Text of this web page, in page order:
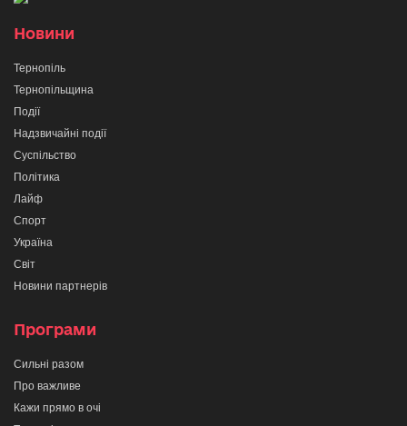
Новини
Тернопіль
Тернопільщина
Події
Надзвичайні події
Суспільство
Політика
Лайф
Спорт
Україна
Світ
Новини партнерів
Програми
Сильні разом
Про важливе
Кажи прямо в очі